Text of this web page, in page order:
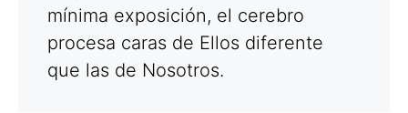
mínima exposición, el cerebro
procesa caras de Ellos diferente
que las de Nosotros.